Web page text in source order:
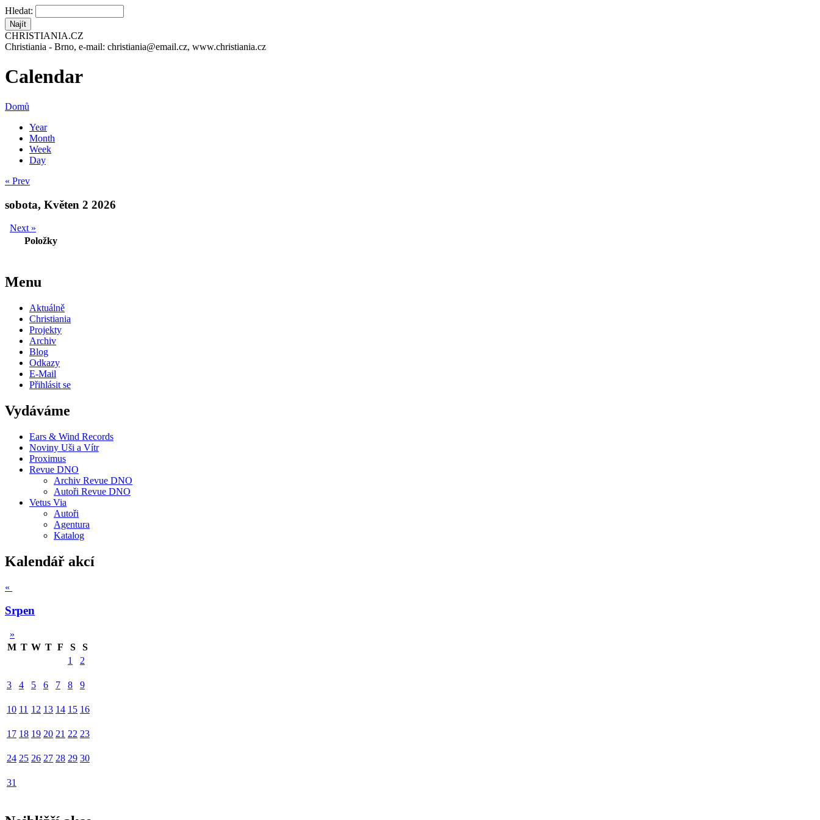
Hledat:
CHRISTIANIA.CZ
Christiania - Brno, e-mail: christiania@email.cz, www.christiania.cz
Calendar
Domů
Year
Month
Week
Day
« Prev
sobota, Květen 2 2026
Next »
Položky
Menu
Aktuálně
Christiania
Projekty
Archiv
Blog
Odkazy
E-Mail
Přihlásit se
Vydáváme
Ears & Wind Records
Noviny Uši a Vítr
Proximus
Revue DNO
Archiv Revue DNO
Autoři Revue DNO
Vetus Via
Autoři
Agentura
Katalog
Kalendář akcí
«
Srpen
»
M T W T F S
S
1
2
3 4 5 6 7 8 9
10 11 12 13 14 15 16
17 18 19 20 21 22 23
24 25 26 27 28 29 30
31